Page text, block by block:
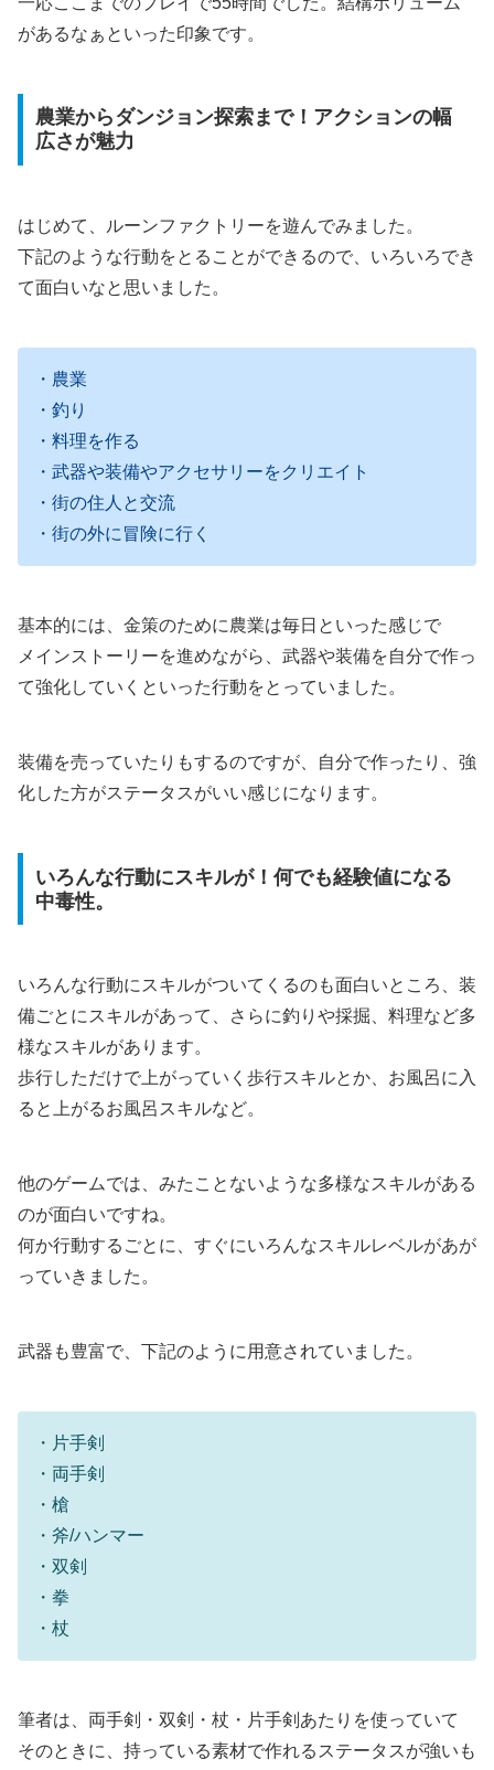
があるなぁといった印象です。
農業からダンジョン探索まで！アクションの幅
広さが魅力
はじめて、ルーンファクトリーを遊んでみました。
下記のような行動をとることができるので、いろいろでき
て面白いなと思いました。
・農業
・釣り
・料理を作る
・武器や装備やアクセサリーをクリエイト
・街の住人と交流
・街の外に冒険に行く
基本的には、金策のために農業は毎日といった感じで
メインストーリーを進めながら、武器や装備を自分で作っ
て強化していくといった行動をとっていました。
装備を売っていたりもするのですが、自分で作ったり、強
化した方がステータスがいい感じになります。
いろんな行動にスキルが！何でも経験値になる
中毒性。
いろんな行動にスキルがついてくるのも面白いところ、装
備ごとにスキルがあって、さらに釣りや採掘、料理など多
様なスキルがあります。
歩行しただけで上がっていく歩行スキルとか、お風呂に入
ると上がるお風呂スキルなど。
他のゲームでは、みたことないような多様なスキルがある
のが面白いですね。
何か行動するごとに、すぐにいろんなスキルレベルがあが
っていきました。
武器も豊富で、下記のように用意されていました。
・片手剣
・両手剣
・槍
・斧/ハンマー
・双剣
・拳
・杖
筆者は、両手剣・双剣・杖・片手剣あたりを使っていて
そのときに、持っている素材で作れるステータスが強いも